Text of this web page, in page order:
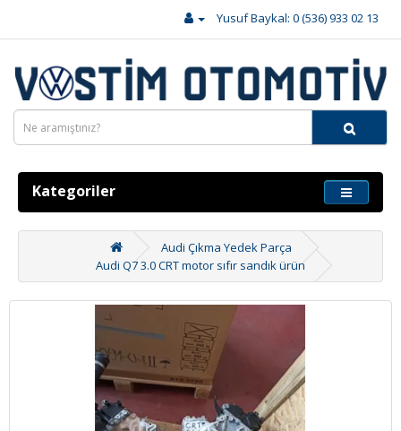
Yusuf Baykal: 0 (536) 933 02 13
Kategoriler
Audi Çıkma Yedek Parça
Audi Q7 3.0 CRT motor sıfır sandık ürün